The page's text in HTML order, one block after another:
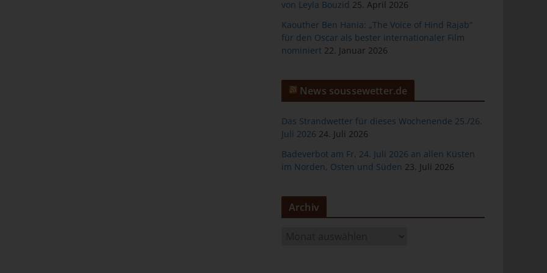
von Leyla Bouzid 25. April 2026
Kaouther Ben Hania: „The Voice of Hind Rajab“
für den Oscar als bester internationaler Film
nominiert 22. Januar 2026
News soussewetter.de
Das Strandwetter für dieses Wochenende 25./26.
Juli 2026 24. Juli 2026
Badeverbot am Fr, 24. Juli 2026 an allen Küsten
im Norden, Osten und Süden 23. Juli 2026
Archiv
ist jede von der betroffenen Person freiwillig für den bestimmten